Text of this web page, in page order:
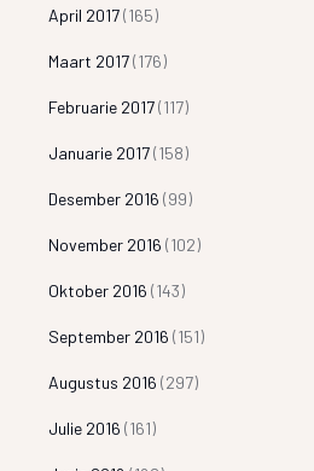
April 2017(165)
Maart 2017(176)
Februarie 2017(117)
Januarie 2017(158)
Desember 2016 (99)
November 2016 (102)
Oktober 2016 (143)
September 2016 (151)
Augustus 2016 (297)
Julie 2016 (161)